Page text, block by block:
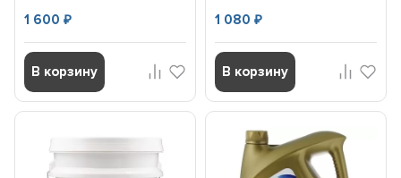
1 600₽
В корзину
1 080 ₽
В корзину